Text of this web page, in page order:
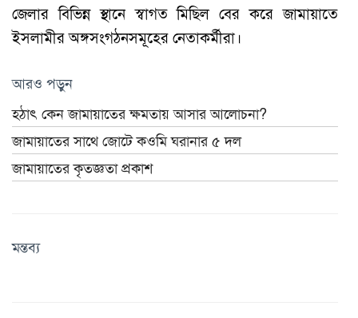
জেলার বিভিন্ন স্থানে স্বাগত মিছিল বের করে জামায়াতে
ইসলামীর অঙ্গসংগঠনসমূহের নেতাকর্মীরা।
আরও পড়ুন
হঠাৎ কেন জামায়াতের ক্ষমতায় আসার আলোচনা?
জামায়াতের সাথে জোটে কওমি ঘরানার ৫ দল
জামায়াতের কৃতজ্ঞতা প্রকাশ
মন্তব্য